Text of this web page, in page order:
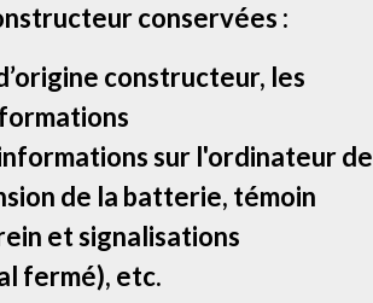
conservées :
constructeur, les
sur l'ordinateur de
de la batterie, témoin
et signalisations
fermé), etc.